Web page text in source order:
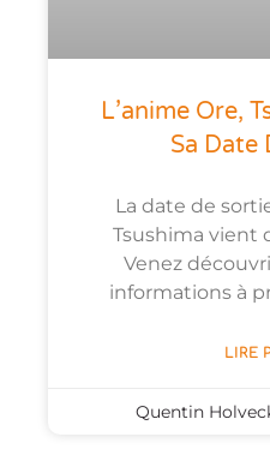
L’anime Ore,
Sa Date
La date de
Tsushima vient
Venez
informations à
LIRE
Quentin